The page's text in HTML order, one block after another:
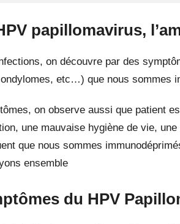
papillomavirus,
on découvre par des
etc…) que nous sommes
on observe aussi que patient
une mauvaise hygiène de vie,
que nous sommes
ensemble
du HPV